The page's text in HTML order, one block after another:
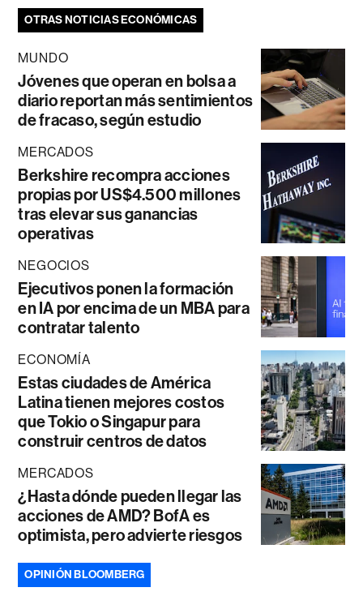
OTRAS NOTICIAS ECONÓMICAS
MUNDO
Jóvenes que operan en bolsa a
diario reportan más sentimientos
de fracaso, según estudio
MERCADOS
Berkshire recompra acciones
propias por US$4.500 millones
tras elevar sus ganancias
operativas
NEGOCIOS
Ejecutivos ponen la formación
en IA por encima de un MBA para
contratar talento
ECONOMÍA
Estas ciudades de América
Latina tienen mejores costos
que Tokio o Singapur para
construir centros de datos
MERCADOS
¿Hasta dónde pueden llegar las
acciones de AMD? BofA es
optimista, pero advierte riesgos
OPINIÓN BLOOMBERG